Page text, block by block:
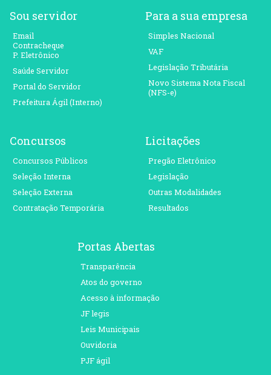
Sou servidor
Email
Contracheque
P. Eletrônico
Saúde Servidor
Portal do Servidor
Prefeitura Ágil (Interno)
Para a sua empresa
Simples Nacional
VAF
Legislação Tributária
Novo Sistema Nota Fiscal
(NFS-e)
Concursos
Concursos Públicos
Seleção Interna
Seleção Externa
Contratação Temporária
Licitações
Pregão Eletrônico
Legislação
Outras Modalidades
Resultados
Portas Abertas
Transparência
Atos do governo
Acesso à informação
JF legis
Leis Municipais
Ouvidoria
PJF ágil